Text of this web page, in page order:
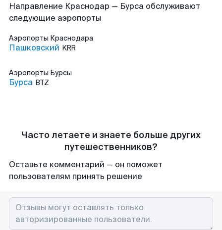
Направление Краснодар — Бурса обслуживают
следующие аэропорты
Аэропорты Краснодара
Пашковский KRR
Аэропорты Бурсы
Бурса BTZ
Часто летаете и знаете больше других
путешественников?
Оставьте комментарий — он поможет
пользователям принять решение